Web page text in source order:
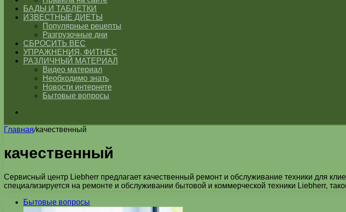
БАДЫ И ТАБЛЕТКИ
ИЗВЕСТНЫЕ ДИЕТЫ
Популярные рецепты
Разгрузочные дни
СБРОСИТЬ ВЕС
УПРАЖНЕНИЯ, ФИТНЕС
РАЗЛИЧНЫЙ МАТЕРИАЛ
Видео материал
Необходимо знать
Новости интернете
Бытовые вопросы
Главная/качественный
качественный
Сервисный центр Liebherr предлагает качественный ремонт и обслуживание техники для
специализируется на ремонте и обслуживании бытовой и коммерческой техники Liebherr,
Бытовые вопросы